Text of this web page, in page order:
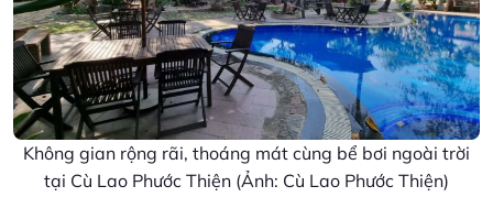
Không gian rộng rãi, thoáng mát cùng bể bơi ngoài trời
tại Cù Lao Phước Thiện (Ảnh: Cù Lao Phước Thiện)